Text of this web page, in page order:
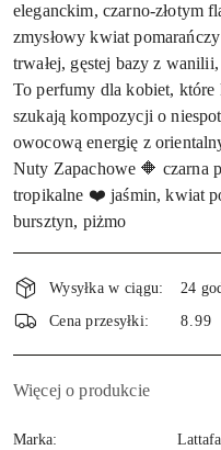
eleganckim, czarno-złotym
zmysłowy kwiat
trwałej, gęstej bazy z
To perfumy dla kobiet, które
szukają kompozycji o
owocową energię z
Nuty Zapachowe 🔶 czarna
tropikalne ❤️ jaśmin, kwiat
bursztyn, piżmo
Wysyłka w ciągu:
24
Cena przesyłki:
8.99
Więcej o produkcie
Marka: Lattafa